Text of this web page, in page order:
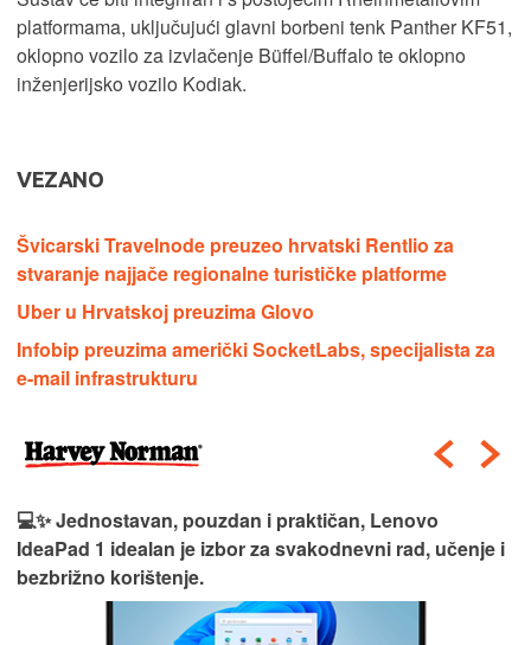
platformama, uključujući glavni borbeni tenk Panther KF51,
oklopno vozilo za izvlačenje Büffel/Buffalo te oklopno
inženjerijsko vozilo Kodiak.
VEZANO
Švicarski Travelnode preuzeo hrvatski Rentlio za
stvaranje najjače regionalne turističke platforme
Uber u Hrvatskoj preuzima Glovo
Infobip preuzima američki SocketLabs, specijalista za
e-mail infrastrukturu
💻✨ Jednostavan, pouzdan i praktičan, Lenovo
IdeaPad 1 idealan je izbor za svakodnevni rad, učenje i
bezbrižno korištenje.